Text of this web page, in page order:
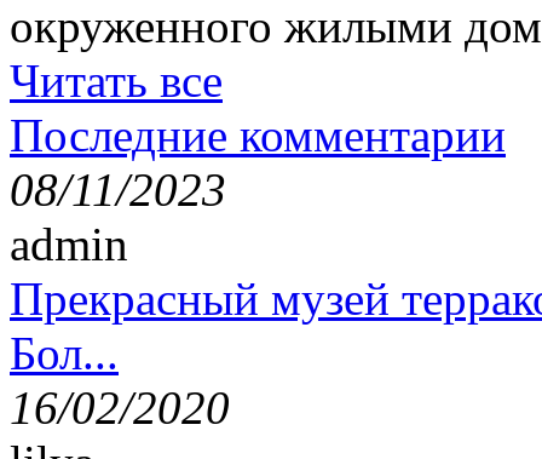
окруженного жилыми
Читать все
Последние комментарии
08/11/2023
admin
Прекрасный музей
Бол...
16/02/2020